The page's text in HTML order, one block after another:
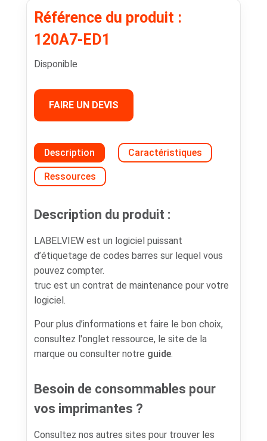
Référence du produit :
120A7-ED1
Disponible
FAIRE UN DEVIS
Description Caractéristiques
Ressources
Description du produit :
LABELVIEW est un logiciel puissant
d’étiquetage de codes barres sur lequel vous
pouvez compter.
truc est un contrat de maintenance pour votre
logiciel.
Pour plus d’informations et faire le bon choix,
consultez l'onglet ressource, le site de la
marque ou consulter notre guide.
Besoin de consommables pour
vos imprimantes ?
Consultez nos autres sites pour trouver les